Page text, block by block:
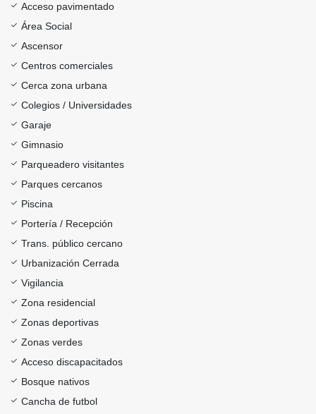
Acceso pavimentado
Área Social
Ascensor
Centros comerciales
Cerca zona urbana
Colegios / Universidades
Garaje
Gimnasio
Parqueadero visitantes
Parques cercanos
Piscina
Portería / Recepción
Trans. público cercano
Urbanización Cerrada
Vigilancia
Zona residencial
Zonas deportivas
Zonas verdes
Acceso discapacitados
Bosque nativos
Cancha de futbol